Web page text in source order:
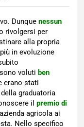
Dunque nessun
rivolgersi per
alla propria
in evoluzione
voluti ben
erano stati
graduatoria
il premio di
agricola ai
Nello specifico